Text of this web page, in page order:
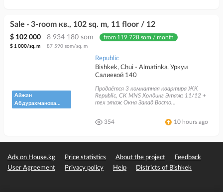
Sale · 3-room кв., 102 sq. m, 11 floor / 12
$ 102 000 8 934 180 som from 119 728 som / month
$ 1 000/sq. m 87 590 som/sq. m
Айжан
Абдурахманова
Republic
Bishkek, Chui - Almatinka, Уркуи
Салиевой 140
Продаётся 3 комнатная квартира ЖК
Republic, СК MNS Холдинг Этаж: 11/12 +
тех этаж Окна Запад Восто...
354 10 hours ago
Ads on House.kg Price statistics About the project
Feedback
User Agreement
Privacy policy Help Districts of Bishkek